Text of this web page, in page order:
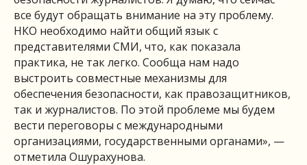
все будут обращать внимание на эту проблему.
НКО необходимо найти общий язык с
представителями СМИ, что, как показала
практика, не так легко. Сообща нам надо
выстроить совместные механизмы для
обеспечения безопасности, как правозащитников,
так и журналистов. По этой проблеме мы будем
вести переговоры с международными
организациями, государственными органами», —
отметила Ошурахунова.